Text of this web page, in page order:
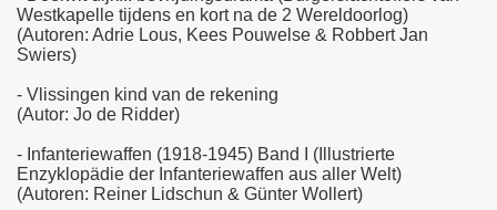
Westkapelle tijdens en kort na de 2 Wereldoorlog)
(Autoren: Adrie Lous, Kees Pouwelse & Robbert Jan
Swiers)
- Vlissingen kind van de rekening
(Autor: Jo de Ridder)
- Infanteriewaffen (1918-1945) Band I (Illustrierte
Enzyklopädie der Infanteriewaffen aus aller Welt)
(Autoren: Reiner Lidschun & Günter Wollert)